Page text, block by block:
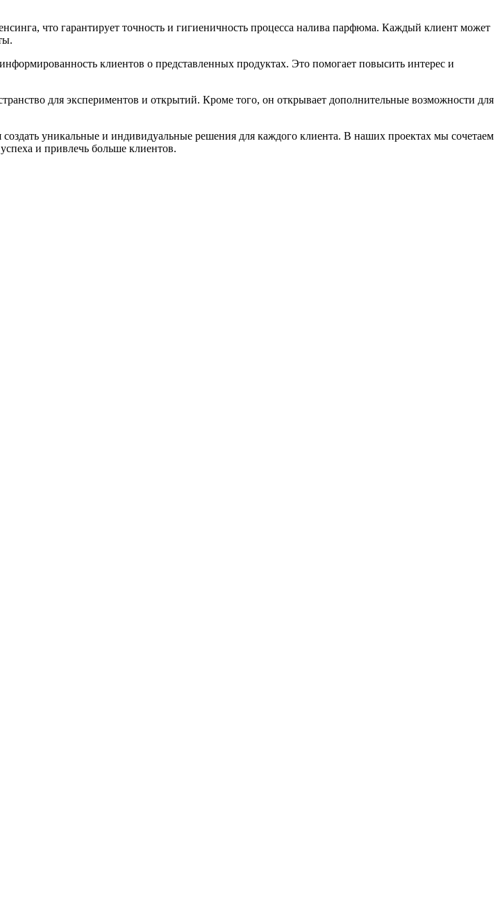
что гарантирует точность и гигиеничность процесса налива парфюма. Каждый клиент может
клиентов о представленных продуктах. Это помогает повысить интерес и
для экспериментов и открытий. Кроме того, он открывает дополнительные возможности для
уникальные и индивидуальные решения для каждого клиента. В наших проектах мы сочетаем
и привлечь больше клиентов.